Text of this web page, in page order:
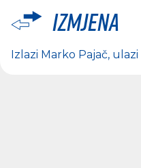
Izmjena
Izlazi Marko Pajač, ulazi